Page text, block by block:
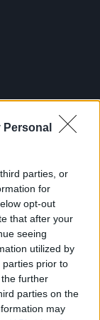
Personal
parties, or
for
opt-out
that after your
seeing
utilized by
parties prior to
further
parties on the
may